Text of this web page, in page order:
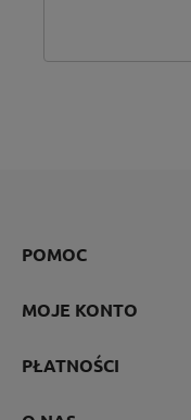
POMOC
MOJE KONTO
PŁATNOŚCI